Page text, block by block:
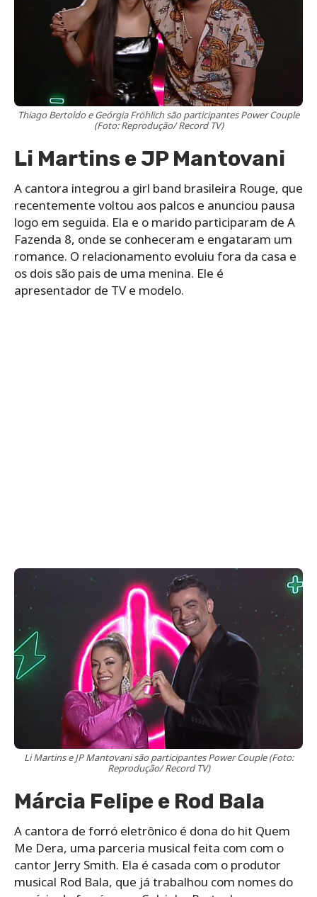
Thiago Bertoldo e Geórgia Fröhlich são participantes Power Couple
(Foto: Reprodução/ Record TV)
Li Martins e JP Mantovani
A cantora integrou a girl band brasileira Rouge, que
recentemente voltou aos palcos e anunciou pausa
logo em seguida. Ela e o marido participaram de A
Fazenda 8, onde se conheceram e engataram um
romance. O relacionamento evoluiu fora da casa e
os dois são pais de uma menina. Ele é
apresentador de TV e modelo.
Li Martins e JP Mantovani são participantes Power Couple (Foto:
Reprodução/ Record TV)
Márcia Felipe e Rod Bala
A cantora de forró eletrônico é dona do hit Quem
Me Dera, uma parceria musical feita com com o
cantor Jerry Smith. Ela é casada com o produtor
musical Rod Bala, que já trabalhou com nomes do